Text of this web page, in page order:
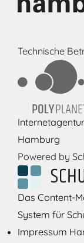
Technische
Internetagentur
Hamburg
Powered by
Das Content-
System für
Impressum